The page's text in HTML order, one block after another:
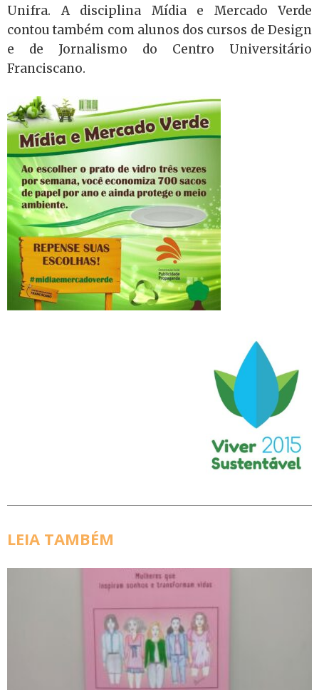
Unifra. A disciplina Mídia e Mercado Verde
contou também com alunos dos cursos de Design
e de Jornalismo do Centro Universitário
Franciscano.
LEIA TAMBÉM